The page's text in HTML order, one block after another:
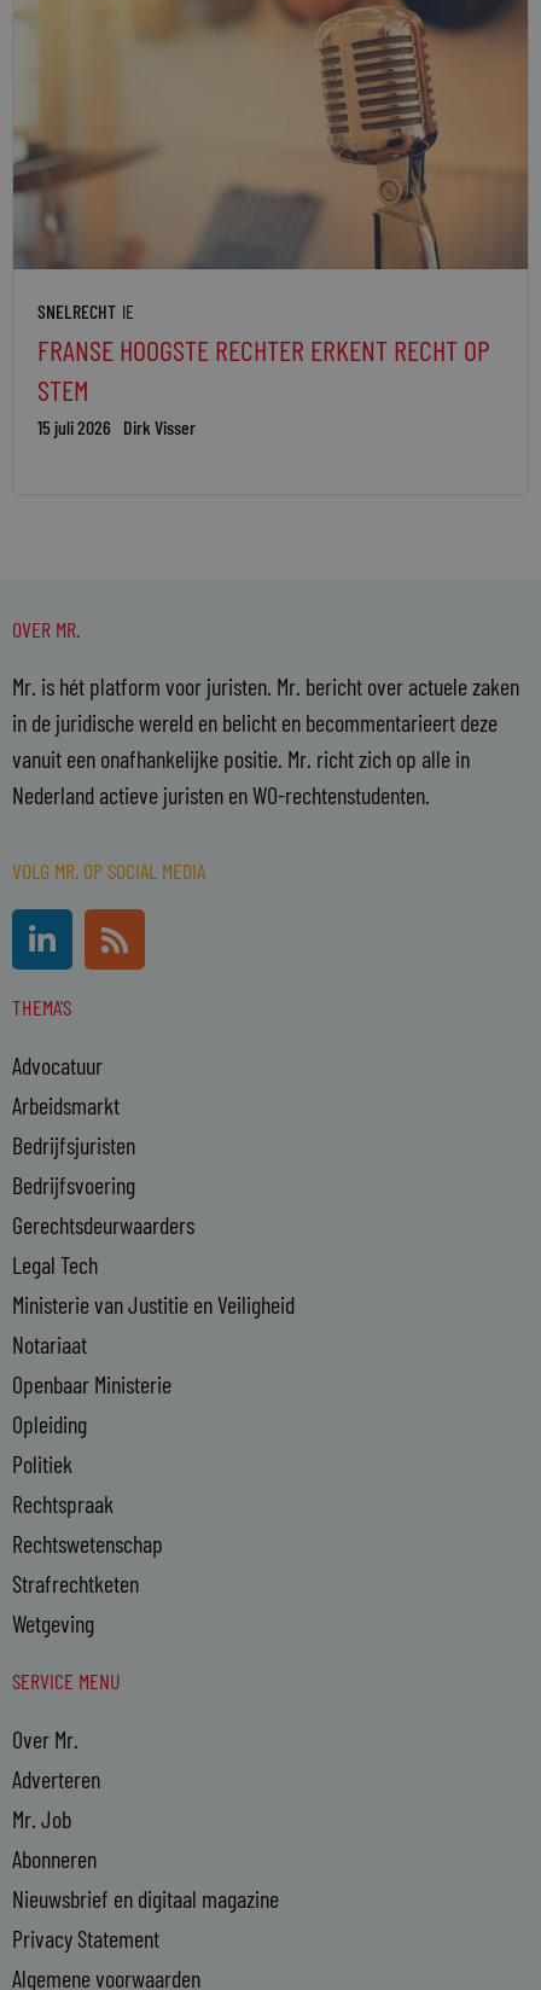
SNELRECHT IE
FRANSE HOOGSTE RECHTER ERKENT RECHT OP
STEM
15 juli 2026 Dirk Visser
OVER MR.
Mr. is hét platform voor juristen. Mr. bericht over actuele zaken
in de juridische wereld en belicht en becommentarieert deze
vanuit een onafhankelijke positie. Mr. richt zich op alle in
Nederland actieve juristen en WO-rechtenstudenten.
VOLG MR. OP SOCIAL MEDIA
i
k
d
i
n
-
i
n
R
s
THEMA'S
Advocatuur
Arbeidsmarkt
Bedrijfsjuristen
Bedrijfsvoering
Gerechtsdeurwaarders
Legal Tech
Ministerie van Justitie en Veiligheid
Notariaat
Openbaar Ministerie
Opleiding
Politiek
Rechtspraak
Rechtswetenschap
Strafrechtketen
Wetgeving
SERVICE MENU
Over Mr.
Adverteren
Mr. Job
Abonneren
Nieuwsbrief en digitaal magazine
Privacy Statement
Algemene voorwaarden